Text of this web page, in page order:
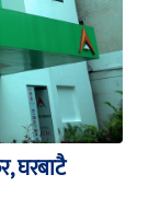
घरबाटै